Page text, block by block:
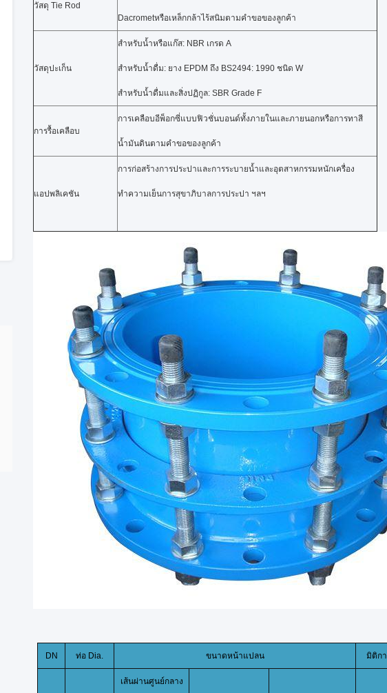
วัสดุ Tie Rod
Dacrometหรือเหล็กกล้าไร้สนิมตามคำขอของลูกค้า
วัสดุปะเก็น
สำหรับน้ำหรือแก๊ส: NBR เกรด A
สำหรับน้ำดื่ม: ยาง EPDM ถึง BS2494: 1990 ชนิด W
สำหรับน้ำดื่มและสิ่งปฏิกูล: SBR Grade F
การรื้อเคลือบ
การเคลือบอีพ็อกซี่แบบฟิวชั่นบอนด์ทั้งภายในและภายนอกหรือการทาสี
น้ำมันดินตามคำขอของลูกค้า
แอปพลิเคชัน
การก่อสร้างการประปาและการระบายน้ำและอุตสาหกรรมหนักเครื่อง
ทำความเย็นการสุขาภิบาลการประปา ฯลฯ
DN ท่อ Dia. ขนาดหน้าแปลน มิติก
เส้นผ่านศูนย์กลาง